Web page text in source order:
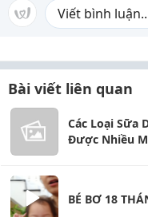
Bài viết liên quan
Các Loại Sữa
Được Nhiều